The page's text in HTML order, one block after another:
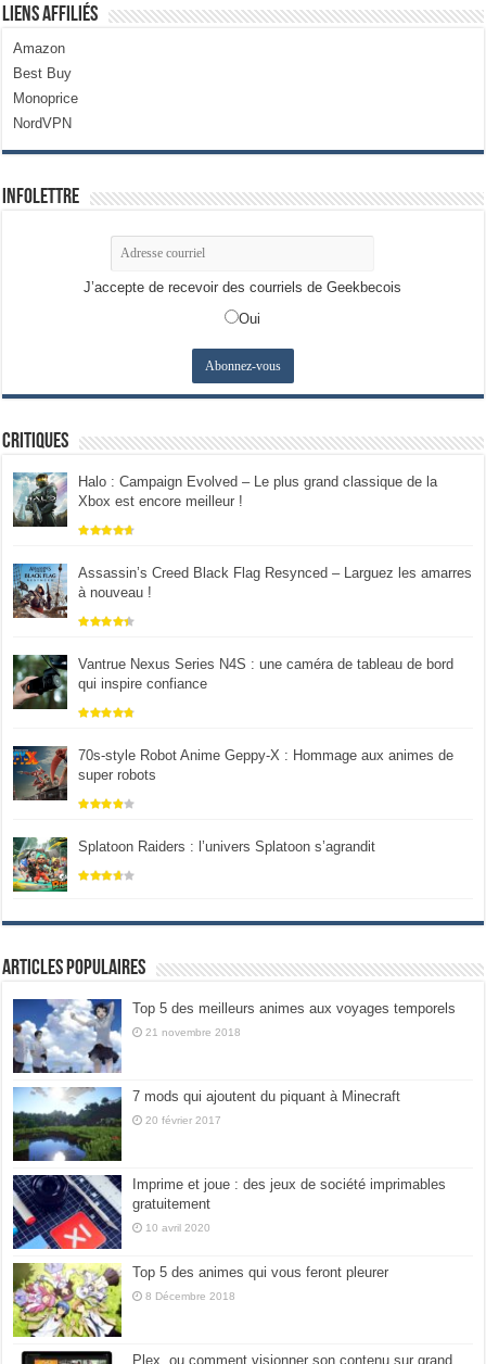
Liens Affiliés
Amazon
Best Buy
Monoprice
NordVPN
Infolettre
J’accepte de recevoir des courriels de Geekbecois
Oui
Critiques
Halo : Campaign Evolved – Le plus grand classique de la
Xbox est encore meilleur !
Assassin’s Creed Black Flag Resynced – Larguez les amarres
à nouveau !
Vantrue Nexus Series N4S : une caméra de tableau de bord
qui inspire confiance
70s-style Robot Anime Geppy-X : Hommage aux animes de
super robots
Splatoon Raiders : l’univers Splatoon s’agrandit
Articles populaires
Top 5 des meilleurs animes aux voyages temporels
21 novembre 2018
7 mods qui ajoutent du piquant à Minecraft
20 février 2017
Imprime et joue : des jeux de société imprimables
gratuitement
10 avril 2020
Top 5 des animes qui vous feront pleurer
8 Décembre 2018
Plex, ou comment visionner son contenu sur grand